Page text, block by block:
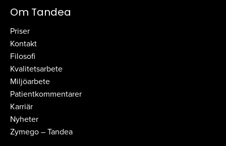
Om Tandea
Priser
Kontakt
Filosofi
Kvalitetsarbete
Miljöarbete
Patientkommentarer
Karriär
Nyheter
Zymego – Tandea